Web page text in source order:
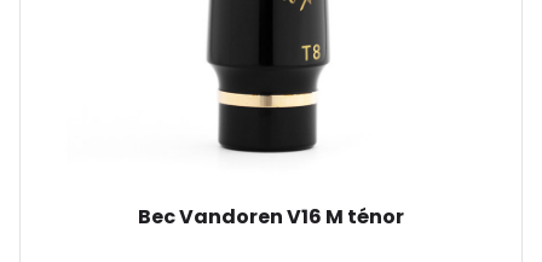
Bec Vandoren V16 M ténor